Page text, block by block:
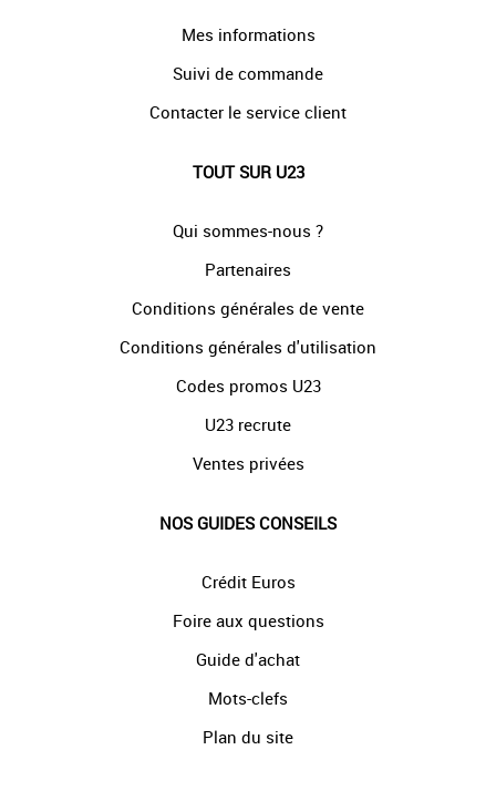
Mes informations
Suivi de commande
Contacter le service client
TOUT SUR U23
Qui sommes-nous ?
Partenaires
Conditions générales de vente
Conditions générales d'utilisation
Codes promos U23
U23 recrute
Ventes privées
NOS GUIDES CONSEILS
Crédit Euros
Foire aux questions
Guide d'achat
Mots-clefs
Plan du site